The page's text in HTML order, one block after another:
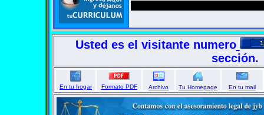
Usted es el visitante numero
sección.
En tu hogar Formato PDF Archivo Tu Homepage En tu mail